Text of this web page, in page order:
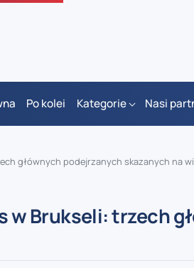
Po kolei Kategorie Nasi
głównych podejrzanych skazanych na
Brukseli: trzech